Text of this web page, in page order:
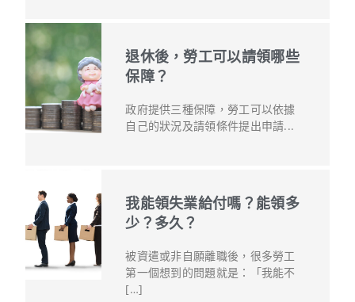
退休後，勞工可以請領哪些
保障？
政府提供三種保障，勞工可以依據
自己的狀況及請領條件提出申請...
我能領失業給付嗎？能領多
少？多久？
被資遣或非自願離職後，很多勞工
第一個想到的問題就是：「我能不
[…]